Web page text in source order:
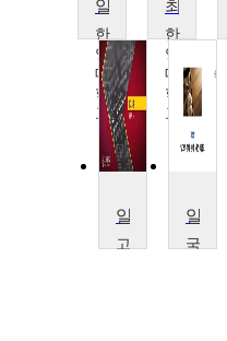
한
양
대
학
교
이
석
복
한
양
대
학
교
김
남
고
국